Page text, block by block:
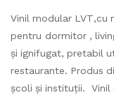
Vinil modular LVT,cu
pentru dormitor ,
și ignifugat, pretabil
restaurante. Produs
școli și instituții. Vinil